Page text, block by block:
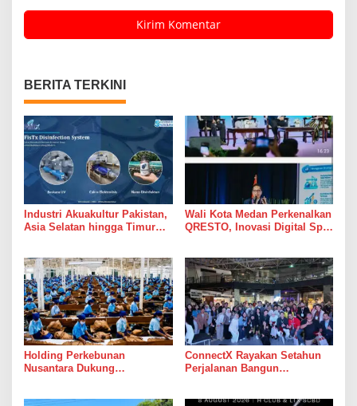
BERITA TERKINI
Industri Akuakultur Pakistan,
Asia Selatan hingga Timur
Indonesia
Wali Kota Medan Perkenalkan
QRESTO, Inovasi Digital Split
Leadership Dialogue 2026
Holding Perkebunan
Nusantara Dukung
ConnectX Rayakan Setahun
Perjalanan Bangun